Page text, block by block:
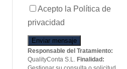
Acepto la Política de
privacidad
Enviar mensaje
Responsable del Tratamiento:
QualityConta S.L.Finalidad: